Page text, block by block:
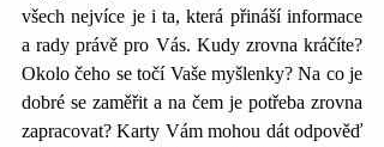
všech nejvíce je i ta, která přináší informace
a rady právě pro Vás. Kudy zrovna kráčíte?
Okolo čeho se točí Vaše myšlenky? Na co je
dobré se zaměřit a na čem je potřeba zrovna
zapracovat? Karty Vám mohou dát odpověď